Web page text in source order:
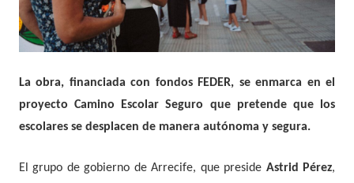
La obra, financiada con fondos FEDER, se enmarca en el
proyectoCamino Escolar Seguro que pretende quelos
escolares se desplacen de manera autónoma y segura.
El grupo de gobierno de Arrecife, que preside Astrid Pérez,